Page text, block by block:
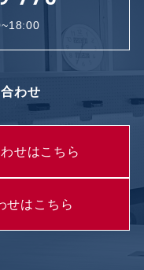
わせ
せはこちら
せはこちら